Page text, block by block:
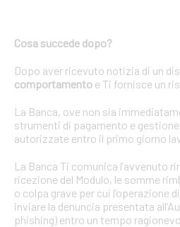
Cosa succede dopo?
Dopo aver ricevuto notizia di un
comportamento e Ti fornisce un
La Banca, ove non sia
strumenti di pagamento e
autorizzate entro il primo giorno
La Banca Ti comunica l’avvenuto
ricezione del Modulo, le somme
o colpa grave per cui
inviare la denuncia presentata
phishing) entro un tempo